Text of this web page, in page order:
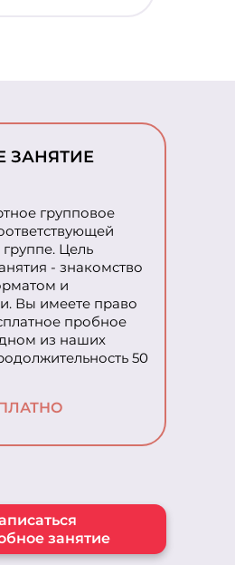
ЗАНЯТИЕ
групповое
Цель
- знакомство
и
Вы имеете право
пробное
из наших
50
занятие